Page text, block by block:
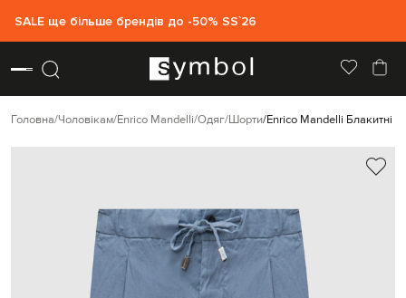
SALE ще більше брендів до -50% SS`26
Головна Чоловікам Enrico Mandelli Одяг Шорти Enrico Mandelli Блакитні